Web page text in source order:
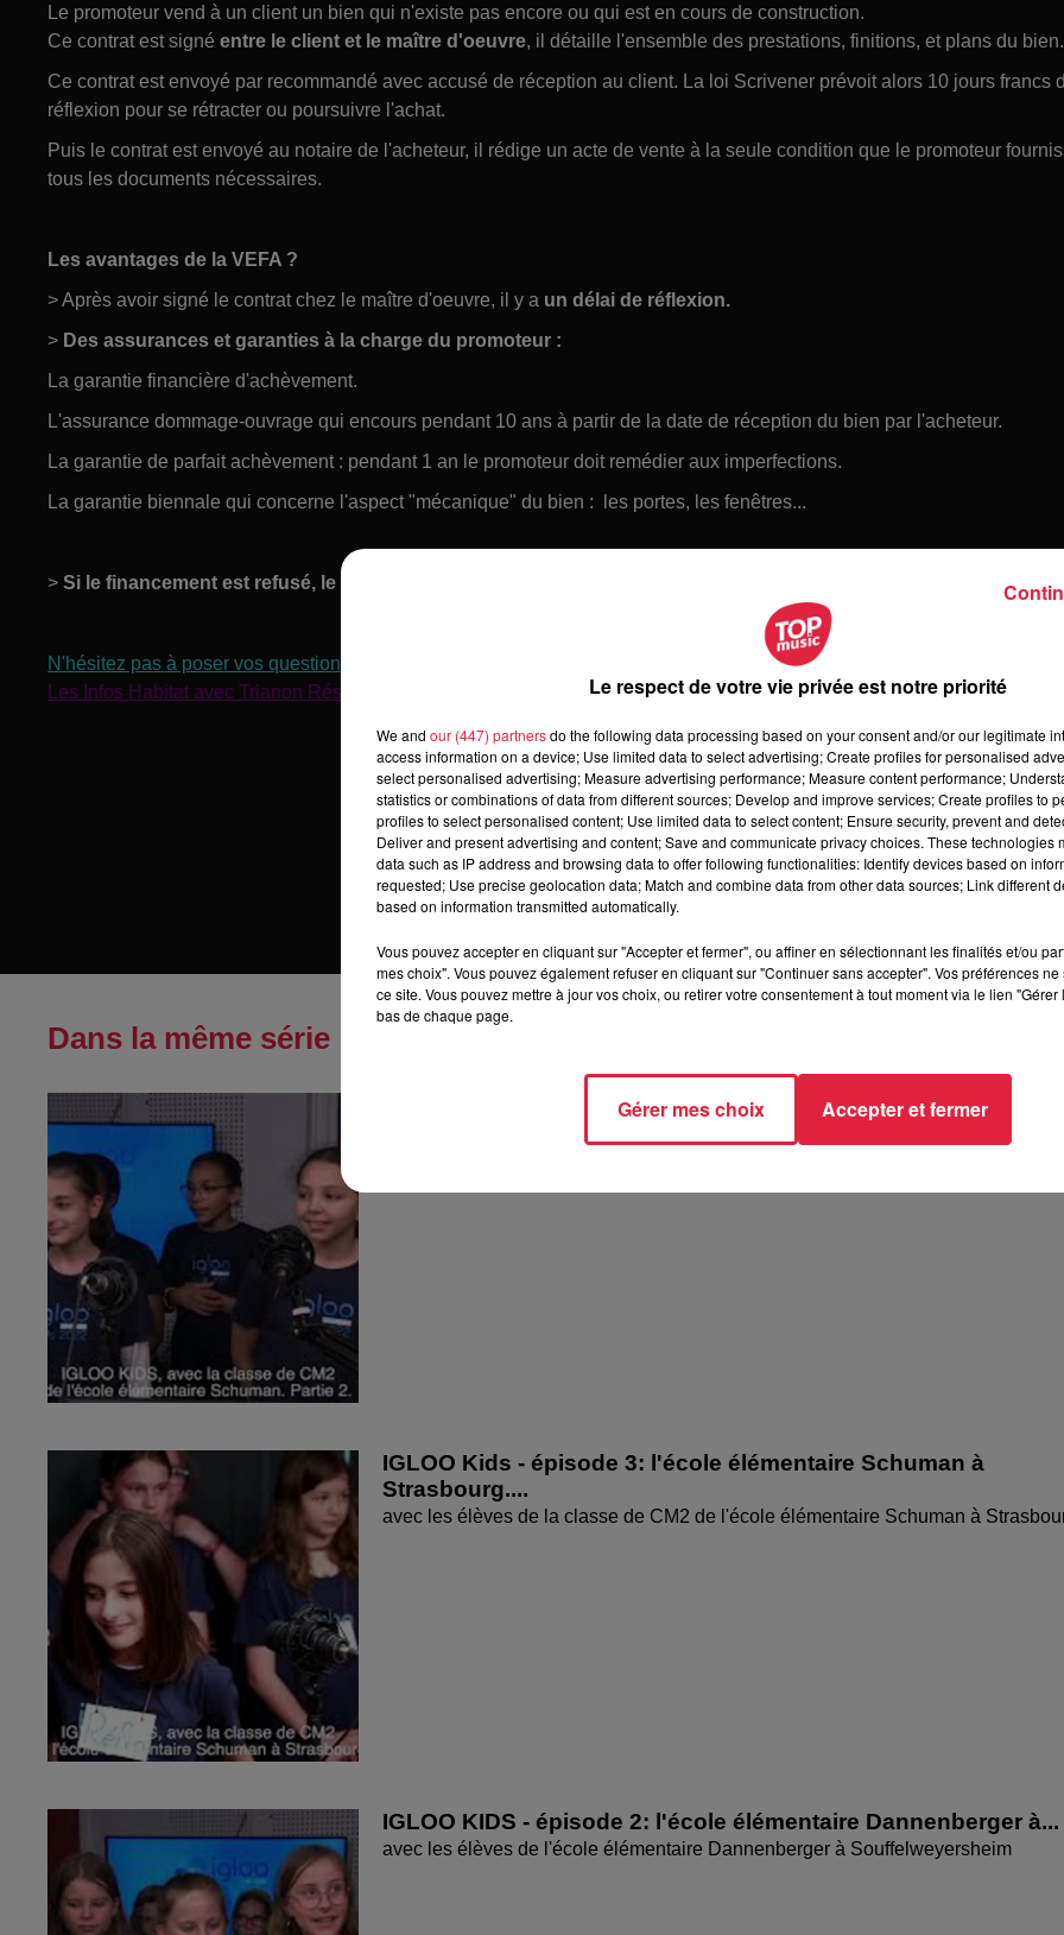
Le promoteur vend à un client un bien qui n'existe pas encore ou qui est en cours de construction.
Ce contrat est signé entre le client et le maître d'oeuvre, il détaille l'ensemble des prestations, finitions, et plans du bien.
Ce contrat est envoyé par recommandé avec accusé de réception au client. La loi Scrivener prévoit alors 10 jours francs
réflexion pour se rétracter ou poursuivre l'achat.
Puis le contrat est envoyé au notaire de l'acheteur, il rédige un acte de vente à la seule condition que le promoteur
tous les documents nécessaires.
Les avantages de la VEFA ?
> Après avoir signé le contrat chez le maître d'oeuvre, il y a un délai de réflexion.
> Des assurances et garanties à la charge du promoteur :
La garantie financière d'achèvement.
L'assurance dommage-ouvrage qui encours pendant 10 ans à partir de la date de réception du bien par l'acheteur.
La garantie de parfait achèvement : pendant 1 an le promoteur doit remédier aux imperfections.
La garantie biennale qui concerne l'aspect "mécanique" du bien : les portes, les fenêtres...
> Si le financement est refusé, le contrat devient caduc et vous récupérez votre acompte.
N'hésitez pas à poser vos questions sur IGLOO on Air
Les Infos Habitat avec Trianon Résidences
Dans la même série
IGLOO KIDS - épisode 3 : l'école élémentaire Schuman à
IGLOO Kids - épisode 3: l'école élémentaire Schuman à
Strasbourg....
avec les élèves de la classe de CM2 de l'école élémentaire Schuman à
IGLOO KIDS - épisode 2: l'école élémentaire Dannenberger à...
avec les élèves de l'école élémentaire Dannenberger à Souffelweyersheim
Le respect de votre vie privée est notre priorité
We and our (447) partnersdo the following data processing based on your consent and/or our legitimate
access information on a device; Use limited data to select advertising; Create profiles for personalised
select personalised advertising; Measure advertising performance; Measure content performance;
statistics or combinations of data from different sources; Develop and improve services; Create profiles to
profiles to select personalised content; Use limited data to select content; Ensure security, prevent and
Deliver and present advertising and content; Save and communicate privacy choices. These technologies
data such as IP address and browsing data to offer following functionalities: Identify devices based on
requested; Use precise geolocation data; Match and combine data from other data sources; Link different
based on information transmitted automatically.
Vous pouvez accepter en cliquant sur "Accepter et fermer", ou affiner en sélectionnant les finalités et/ou
mes choix". Vous pouvez également refuser en cliquant sur "Continuer sans accepter". Vos préférences
ce site. Vous pouvez mettre à jour vos choix, ou retirer votre consentement à tout moment via le lien
bas de chaque page.
Gérer mes choix Accepter et fermer